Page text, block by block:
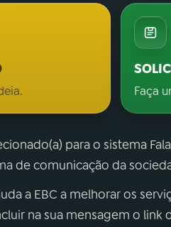
Faça
para o sistema
de comunicação da
a EBC a melhorar os
na sua mensagem o